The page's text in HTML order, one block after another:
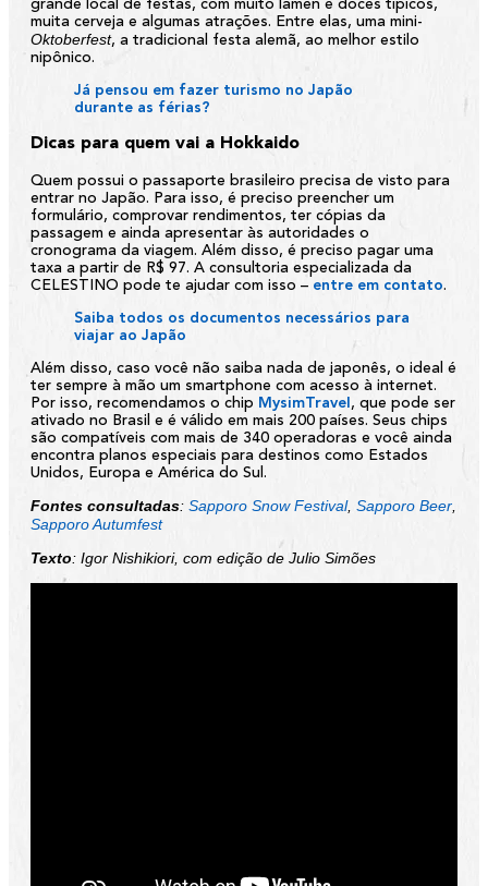
grande local de festas, com muito lámen e doces típicos,
muita cerveja e algumas atrações. Entre elas, uma mini-
Oktoberfest, a tradicional festa alemã, ao melhor estilo
nipônico.
Já pensou em fazer turismo no Japão
durante as férias?
Dicas para quem vai a Hokkaido
Quem possui o passaporte brasileiro precisa de visto para
entrar no Japão. Para isso, é preciso preencher um
formulário, comprovar rendimentos, ter cópias da
passagem e ainda apresentar às autoridades o
cronograma da viagem. Além disso, é preciso pagar uma
taxa a partir de R$ 97. A consultoria especializada da
CELESTINO pode te ajudar com isso – entre em contato.
Saiba todos os documentos necessários para
viajar ao Japão
Além disso, caso você não saiba nada de japonês, o ideal é
ter sempre à mão um smartphone com acesso à internet.
Por isso, recomendamos o chip MysimTravel , que pode ser
ativado no Brasil e é válido em mais 200 países. Seus chips
são compatíveis com mais de 340 operadoras e você ainda
encontra planos especiais para destinos como Estados
Unidos, Europa e América do Sul.
Fontes consultadas: Sapporo Snow Festival, Sapporo Beer,
Sapporo Autumfest
Texto: Igor Nishikiori, com edição de Julio Simões